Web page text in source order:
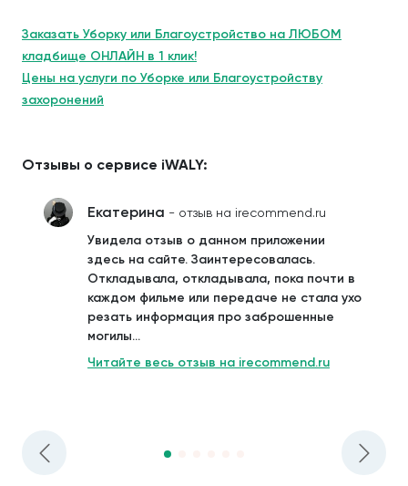
Заказать Уборку или Благоустройство на ЛЮБОМ
кладбище ОНЛАЙН в 1 клик!
Цены на услуги по Уборке или Благоустройству
захоронений
Отзывы о сервисе iWALY:
Екатерина - отзыв на irecommend.ru
Увидела отзыв о данном приложении
здесь на сайте. Заинтересовалась.
Откладывала, откладывала, пока почти в
каждом фильме или передаче не стала ухо
резать информация про заброшенные
могилы...
Читайте весь отзыв на irecommend.ru